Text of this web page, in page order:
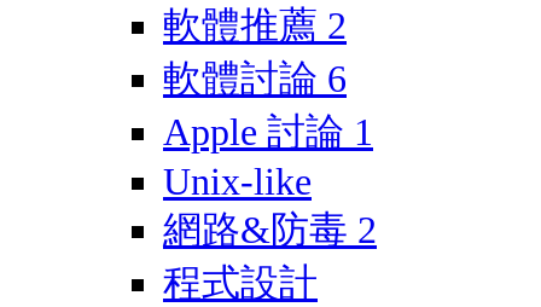
軟體推薦 2
軟體討論 6
Apple 討論 1
Unix-like
網路&防毒 2
程式設計